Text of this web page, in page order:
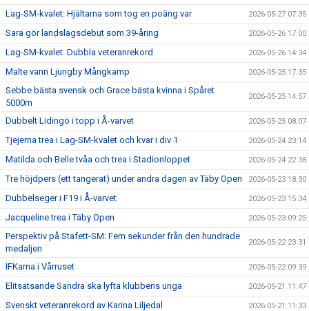
Lag-SM-kvalet: Hjältarna som tog en poäng var 2026-05-27 07:35
Sara gör landslagsdebut som 39-åring 2026-05-26 17:00
Lag-SM-kvalet: Dubbla veteranrekord 2026-05-26 14:34
Malte vann Ljungby Mångkamp 2026-05-25 17:35
Sebbe bästa svensk och Grace bästa kvinna i Spåret
5000m
2026-05-25 14:57
Dubbelt Lidingö i topp i Å-varvet 2026-05-25 08:07
Tjejerna trea i Lag-SM-kvalet och kvar i div 1 2026-05-24 23:14
Matilda och Belle tvåa och trea i Stadionloppet 2026-05-24 22:38
Tre höjdpers (ett tangerat) under andra dagen av Täby Open 2026-05-23 18:30
Dubbelseger i F19 i Å-varvet 2026-05-23 15:34
Jacqueline trea i Täby Open 2026-05-23 09:25
Perspektiv på Stafett-SM: Fem sekunder från den hundrade
medaljen
2026-05-22 23:31
IFKarna i Vårruset 2026-05-22 09:39
Elitsatsande Sandra ska lyfta klubbens unga 2026-05-21 11:47
Svenskt veteranrekord av Karina Liljedal 2026-05-21 11:33